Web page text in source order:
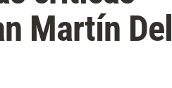
Martín Del